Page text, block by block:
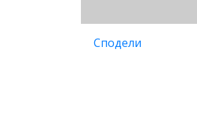
Сподели